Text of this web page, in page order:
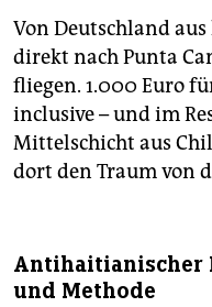
Von Deutschland
direkt nach Punta
fliegen. 1.000 Euro
inclusive – und im
Mittelschicht aus
dort den Traum von
Antihaitianischer
und Methode